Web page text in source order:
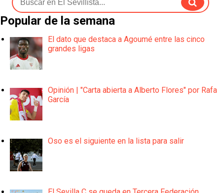
Popular de la semana
El dato que destaca a Agoumé entre las cinco
grandes ligas
Opinión | "Carta abierta a Alberto Flores" por Rafa
García
Oso es el siguiente en la lista para salir